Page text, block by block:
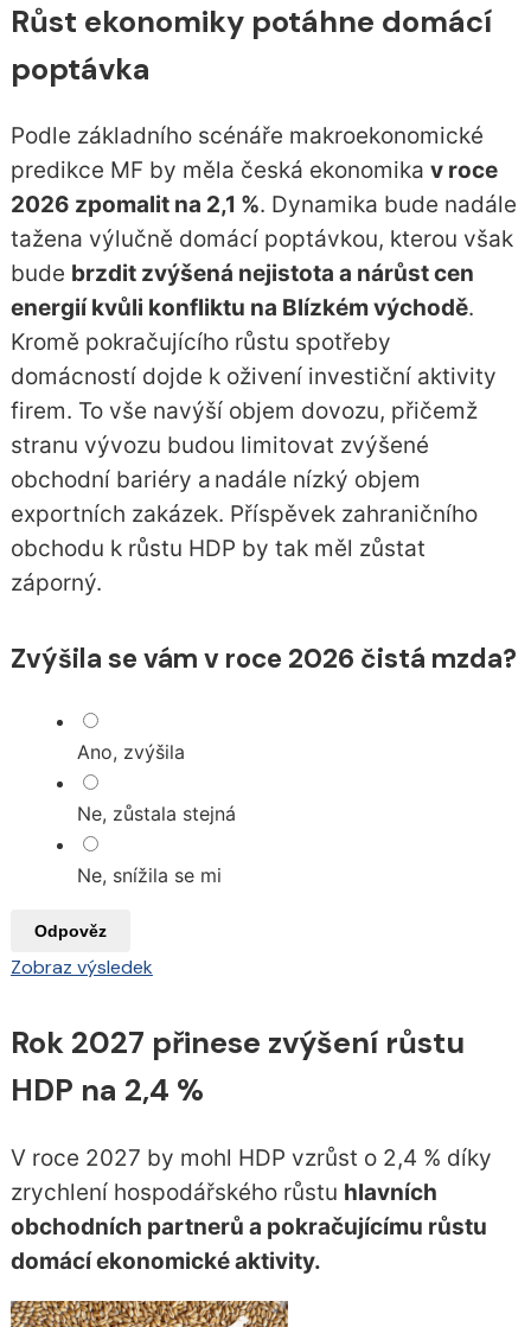
Růst ekonomiky potáhne domácí
poptávka
Podle základního scénáře makroekonomické
predikce MF by měla česká ekonomika v roce
2026 zpomalit na 2,1 %. Dynamika bude nadále
tažena výlučně domácí poptávkou, kterou však
bude brzdit zvýšená nejistota a nárůst cen
energií kvůli konfliktu na Blízkém východě.
Kromě pokračujícího růstu spotřeby
domácností dojde k oživení investiční aktivity
firem. To vše navýší objem dovozu, přičemž
stranu vývozu budou limitovat zvýšené
obchodní bariéry a nadále nízký objem
exportních zakázek. Příspěvek zahraničního
obchodu k růstu HDP by tak měl zůstat
záporný.
Zvýšila se vám v roce 2026 čistá mzda?
Ano, zvýšila
Ne, zůstala stejná
Ne, snížila se mi
Odpověz
Zobraz výsledek
Rok 2027 přinese zvýšení růstu
HDP na 2,4 %
V roce 2027 by mohl HDP vzrůst o 2,4 % díky
zrychlení hospodářského růstu hlavních
obchodních partnerů a pokračujícímu růstu
domácí ekonomické aktivity.